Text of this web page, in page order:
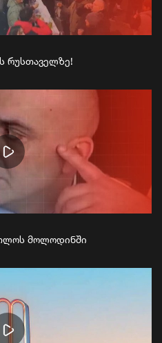
რუსთაველზე!
მოლოდინში